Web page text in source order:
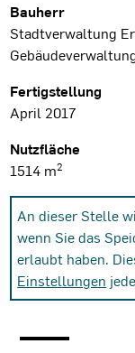
Bauherr
Stadtverwaltung
Fertigstellung
April 2017
Nutzfläche
1514 m2
An dieser Stelle
wenn Sie das
erlaubt haben.
Einstellungen